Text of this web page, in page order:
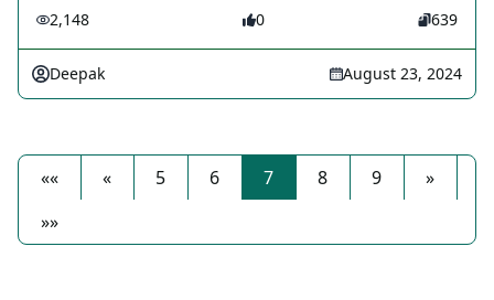
2,148 0 639
Deepak August 23, 2024
«« « 5 6 7 8 9
»
»»